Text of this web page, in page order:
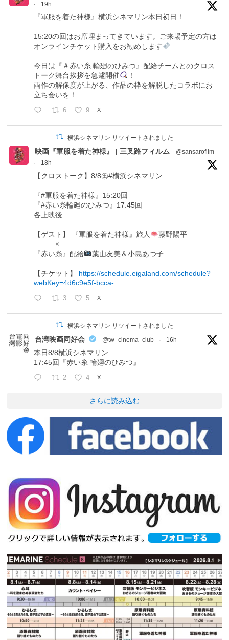
· 19h
『軍服を着た神様』横浜シネマリン本日初日！
15:20の回はお席埋まってきています。ご来場予定の方は
オンラインチケット購入をお勧めします
今日は『＃赤い糸 輪廻のひみつ』配給チームとのクロス
トーク舞台挨拶を急遽開催
！
両作の解像度が上がる、作品の枠を解脱したコラボにお
立ち会いを！
6 9 X
横浜シネマリン リツイートされました
映画『軍服を着た神様』 | 三叉路フィルム
@sansarofilm
·
18h
【クロストーク】8/8㊏#横浜シネマリン
『#軍服を着た神様』15:20回
『#赤い糸輪廻のひみつ』17:45回
各上映後
【ゲスト】 『軍服を着た神様』旅人
藤野陽平
×
『赤い糸』配給
葉山友美＆小島あつ子
【チケット】 https://schedule.eigaland.com/schedule?
webKey=4d6c9e5f-bcca-...
3 5 X
横浜シネマリン リツイートされました
台湾映画同好会 @tw_cinema_club · 16h
本日8/8横浜シネマリン
17:45回『赤い糸 輪廻のひみつ』
2 4 X
さらに読み込む